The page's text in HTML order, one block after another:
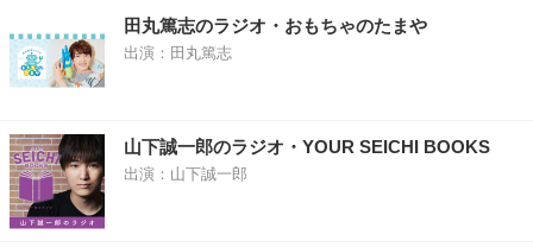
田丸篤志のラジオ・おもちゃのたまや
出演：田丸篤志
山下誠一郎のラジオ・YOUR SEICHI BOOKS
出演：山下誠一郎